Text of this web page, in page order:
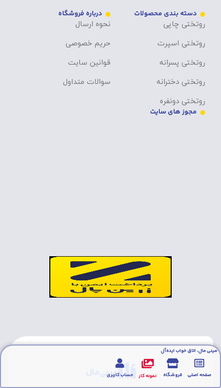
دسته بندی محصولات
روتختی چاپی
روتختی اسپرت
روتختی پسرانه
روتختی دخترانه
روتختی دونفره
درباره فروشگاه
نحوه ارسال
حریم خصوصی
قوانین سایت
سوالات متداول
مجوز های سایت
مینی مال، اتاق خواب ایده‌آل
صفحه اصلی فروشگاه نمونه کار حساب کاربری